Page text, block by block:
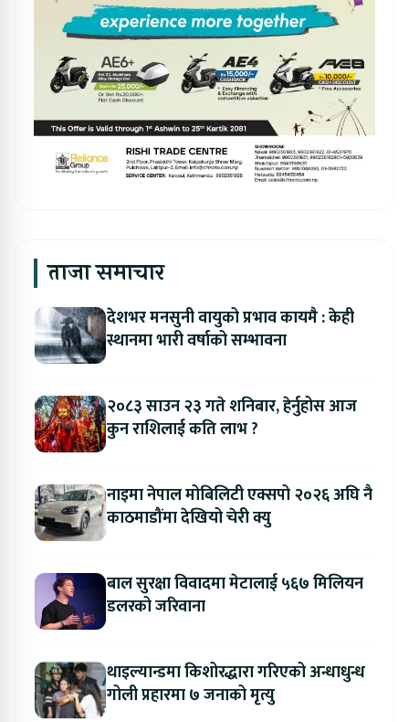
ताजा समाचार
देशभर मनसुनी वायुको प्रभाव कायमै : केही
स्थानमा भारी वर्षाको सम्भावना
२०८३ साउन २३ गते शनिबार, हेर्नुहोस आज
कुन राशिलाई कति लाभ ?
नाइमा नेपाल मोबिलिटी एक्सपो २०२६ अघि नै
काठमाडौंमा देखियो चेरी क्यु
बाल सुरक्षा विवादमा मेटालाई ५६७ मिलियन
डलरको जरिवाना
थाइल्यान्डमा किशोरद्धारा गरिएको अन्धाधुन्ध
गोली प्रहारमा ७ जनाको मृत्यु